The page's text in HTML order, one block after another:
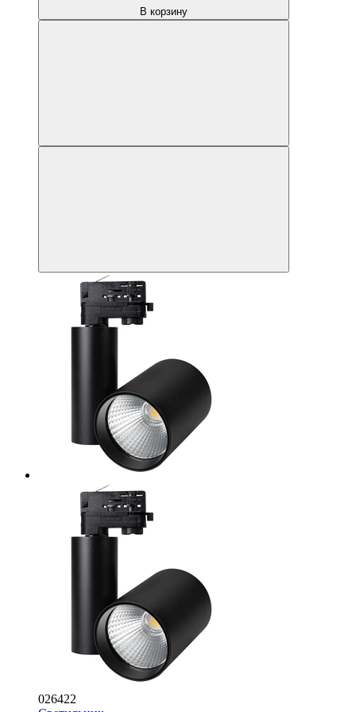
В корзину
026422